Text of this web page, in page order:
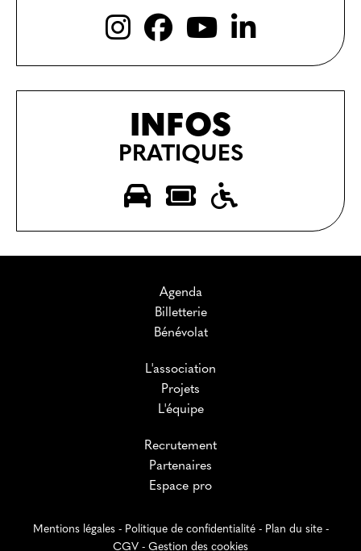
INFOS
PRATIQUES
Agenda
Billetterie
Bénévolat
L'association
Projets
L'équipe
Recrutement
Partenaires
Espace pro
Mentions légales- Politique de confidentialité- Plan du site-
CGV - Gestion des cookies